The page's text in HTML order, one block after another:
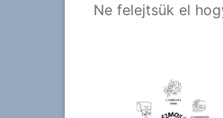
Ne felejtsük el